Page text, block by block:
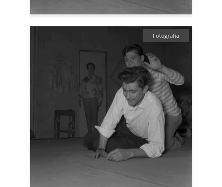
Fotografía